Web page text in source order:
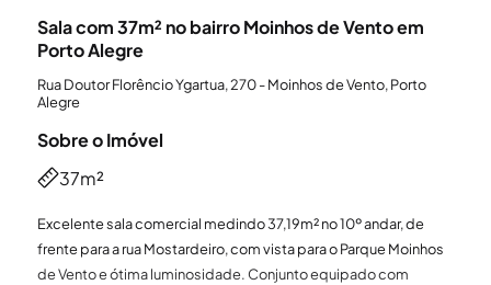
Sala com 37m² no bairro Moinhos de Vento em
Porto Alegre
Rua Doutor Florêncio Ygartua, 270 - Moinhos de Vento, Porto
Alegre
Sobre o Imóvel
37m²
Excelente sala comercial medindo 37,19m² no 10º andar, de
frente para a rua Mostardeiro, com vista para o Parque Moinhos
de Vento e ótima luminosidade. Conjunto equipado com